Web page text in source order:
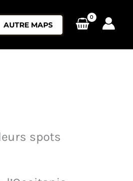
AUTRE MAPS
spots